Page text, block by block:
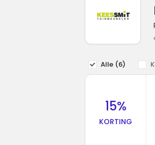
Alle (6)
15%
KORTING